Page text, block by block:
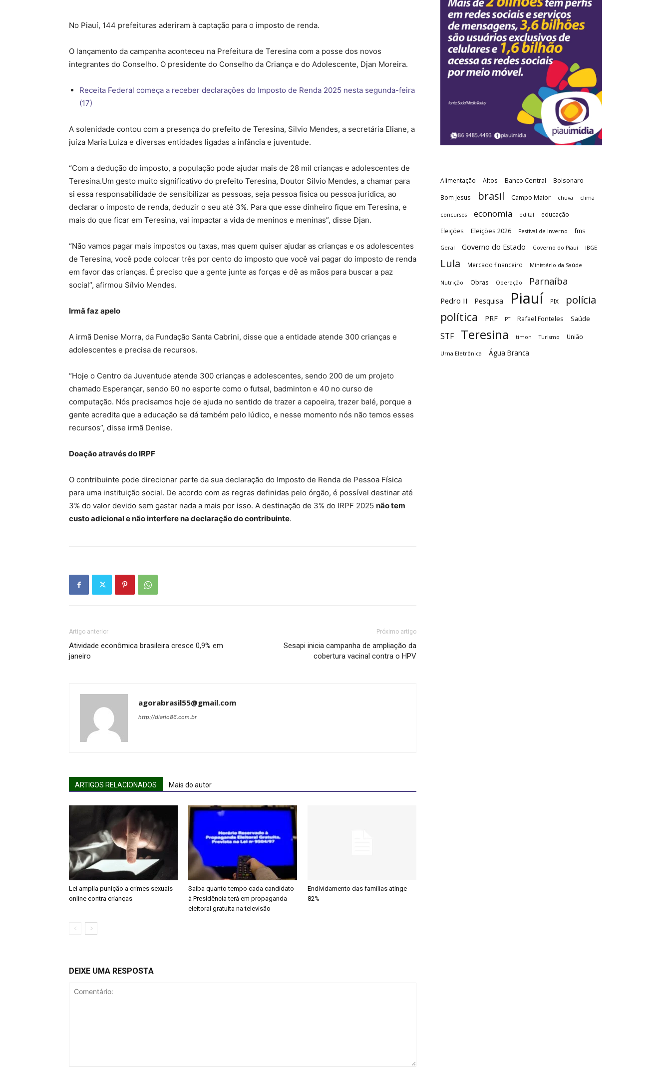
No Piauí, 144 prefeituras aderiram à captação para o imposto de renda.
O lançamento da campanha aconteceu na Prefeitura de Teresina com a posse dos novos
integrantes do Conselho. O presidente do Conselho da Criança e do Adolescente, Djan Moreira.
Receita Federal começa a receber declarações do Imposto de Renda 2025 nesta segunda-feira
(17)
A solenidade contou com a presença do prefeito de Teresina, Silvio Mendes, a secretária Eliane, a
juíza Maria Luiza e diversas entidades ligadas a infância e juventude.
“Com a dedução do imposto, a população pode ajudar mais de 28 mil crianças e adolescentes de
Teresina.Um gesto muito significativo do prefeito Teresina, Doutor Silvio Mendes, a chamar para
si essa responsabilidade de sensibilizar as pessoas, seja pessoa física ou pessoa jurídica, ao
declarar o imposto de renda, deduzir o seu até 3%. Para que esse dinheiro fique em Teresina, e
mais do que ficar em Teresina, vai impactar a vida de meninos e meninas”, disse Djan.
“Não vamos pagar mais impostos ou taxas, mas quem quiser ajudar as crianças e os adolescentes
de Teresina, você pode colocar três por cento do imposto que você vai pagar do imposto de renda
em favor das crianças. É preciso que a gente junte as forças e dê as mãos para buscar a paz
social’’, afirmou Sílvio Mendes.
Irmã faz apelo
A irmã Denise Morra, da Fundação Santa Cabrini, disse que a entidade atende 300 crianças e
adolescentes e precisa de recursos.
“Hoje o Centro da Juventude atende 300 crianças e adolescentes, sendo 200 de um projeto
chamado Esperançar, sendo 60 no esporte como o futsal, badminton e 40 no curso de
computação. Nós precisamos hoje de ajuda no sentido de trazer a capoeira, trazer balé, porque a
gente acredita que a educação se dá também pelo lúdico, e nesse momento nós não temos esses
recursos”, disse irmã Denise.
Doação através do IRPF
O contribuinte pode direcionar parte da sua declaração do Imposto de Renda de Pessoa Física
para uma instituição social. De acordo com as regras definidas pelo órgão, é possível destinar até
3% do valor devido sem gastar nada a mais por isso. A destinação de 3% do IRPF 2025 não tem
custo adicional e não interfere na declaração do contribuinte.
Artigo anterior
Atividade econômica brasileira cresce 0,9% em
janeiro
Próximo artigo
Sesapi inicia campanha de ampliação da
cobertura vacinal contra o HPV
agorabrasil55@gmail.com
http://diario86.com.br
ARTIGOS RELACIONADOS Mais do autor
Lei amplia punição a crimes sexuais
online contra crianças
Saiba quanto tempo cada candidato
à Presidência terá em propaganda
eleitoral gratuita na televisão
Endividamento das famílias atinge
82%
DEIXE UMA RESPOSTA
Alimentação Altos Banco Central Bolsonaro
Bom Jesus brasil Campo Maior chuva clima
concursos economia edital educação
Eleições Eleições 2026 Festival de Inverno fms
Geral Governo do Estado Governo do Piauí IBGE
Lula Mercado financeiro Ministério da Saúde
Nutrição Obras Operação Parnaíba
Pedro II Pesquisa Piauí PIX polícia
política PRF PT Rafael Fonteles Saúde
STF Teresina timon Turismo União
Urna Eletrônica Água Branca